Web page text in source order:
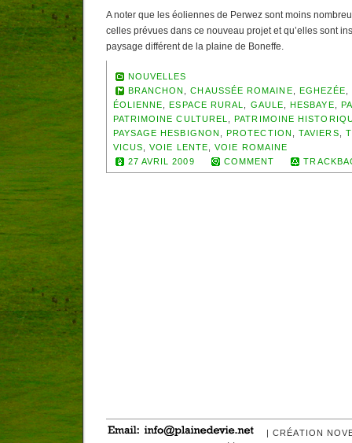
A noter que les éoliennes de Perwez sont moins
celles prévues dans ce nouveau projet et qu’elles sont
paysage différent de la plaine de Boneffe.
NOUVELLES
BRANCHON
,CHAUSSÉE ROMAINE EGHEZÉE
ÉOLIENNE ,ESPACE RURAL GAULE ,HESBAYE
PATRIMOINE CULTUREL
,PATRIMOINE
PAYSAGE HESBIGNON
,PROTECTION ,TAVIERS
VICUS ,VOIE LENTE ,VOIE ROMAINE
27 AVRIL 2009
COMMENT
| CRÉATION